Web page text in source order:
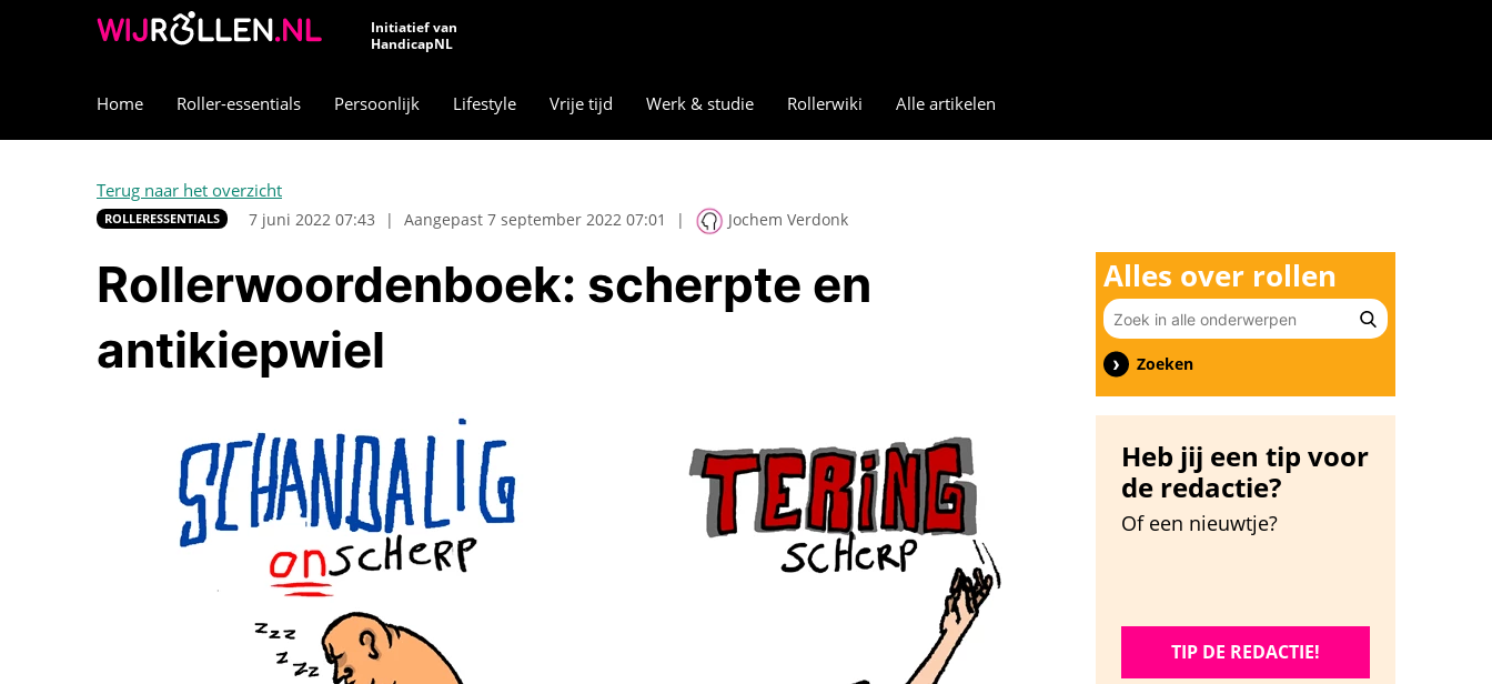
Initiatief van
HandicapNL
Home Roller-essentials Persoonlijk Lifestyle Vrije tijd Werk & studie Rollerwiki Alle artikelen
Terug naar het overzicht
ROLLERESSENTIALS 7 juni 2022 07:43 | Aangepast 7 september 2022 07:01 | Jochem Verdonk
Rollerwoordenboek: scherpte en
antikiepwiel
Alles over rollen
Zoeken
Heb jij een tip voor
de redactie?
Of een nieuwtje?
TIP DE REDACTIE!